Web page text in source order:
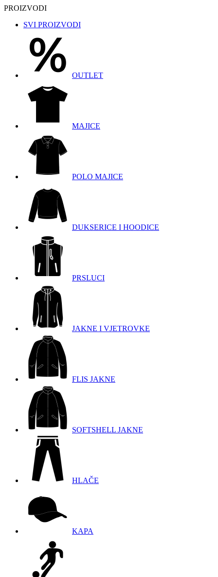
PROIZVODI
SVI PROIZVODI
OUTLET
MAJICE
POLO MAJICE
DUKSERICE I HOODICE
PRSLUCI
JAKNE I VJETROVKE
FLIS JAKNE
SOFTSHELL JAKNE
HLAČE
KAPA